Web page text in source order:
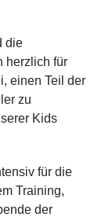
die
herzlich für
einen Teil der
zu
Kids
für die
Training,
der